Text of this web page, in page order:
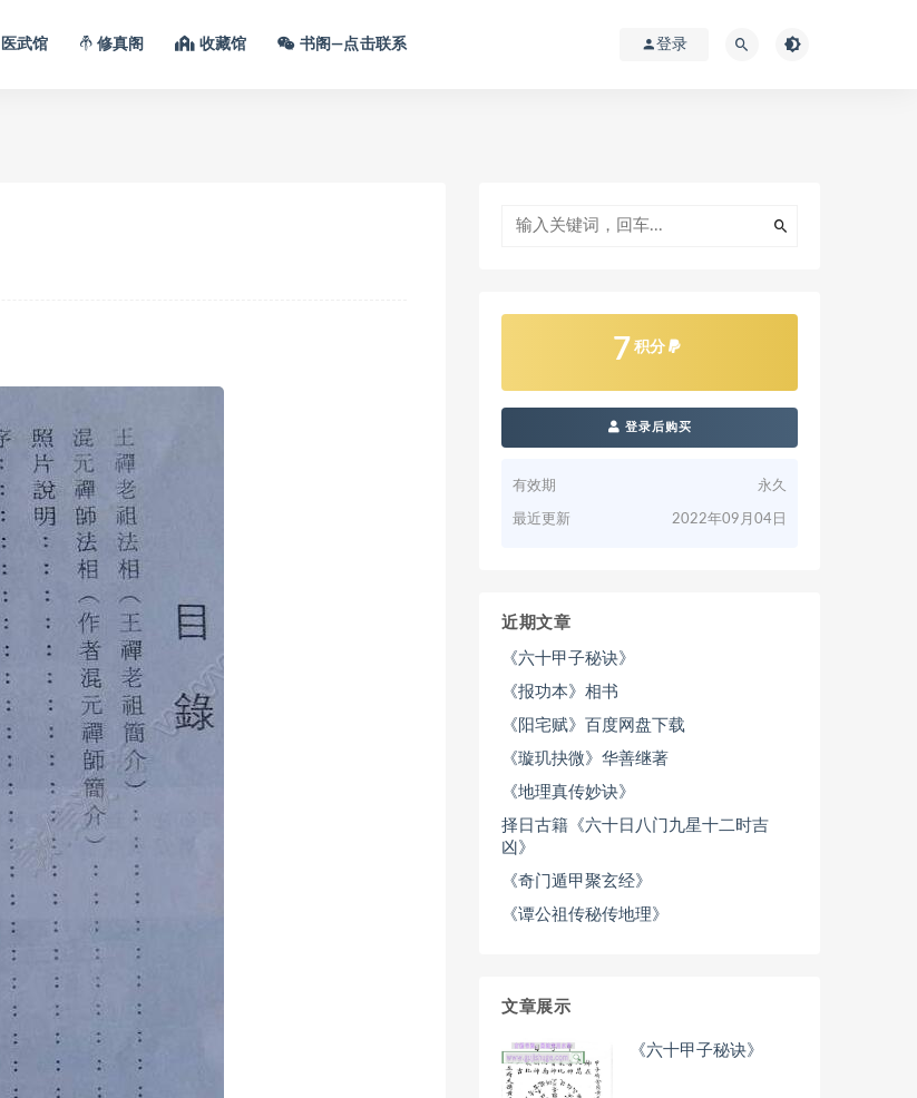
医武馆 修真阁 收藏馆 书阁—点击联系 登录
7 积分
登录后购买
有效期 永久
最近更新 2022年09月04日
近期文章
《六十甲子秘诀》
《报功本》相书
《阳宅赋》百度网盘下载
《璇玑抉微》华善继著
《地理真传妙诀》
择日古籍《六十日八门九星十二时吉
凶》
《奇门遁甲聚玄经》
《谭公祖传秘传地理》
文章展示
《六十甲子秘诀》